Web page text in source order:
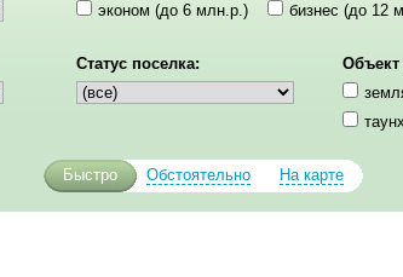
эконом (до 6 млн.р.)
бизнес (до 12
Статус поселка:
Быстро Обстоятельно На карте